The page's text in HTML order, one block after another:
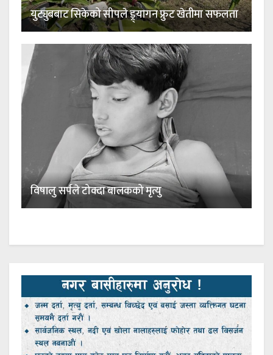
युट्युबबाट सिकेको सीपले ड्र्यागन फ्रुट खेतीमा सफलता
विषालु सर्पले टोक्दा बालकको मृत्यु